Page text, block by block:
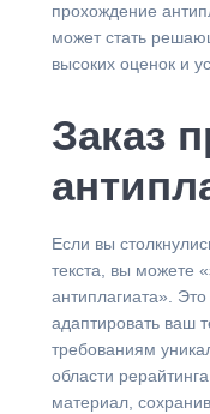
прохождение
может стать
высоких оценок и
Заказ
Если вы
текста, вы можете
антиплагиата».
адаптировать ваш
требованиям
области
материал,